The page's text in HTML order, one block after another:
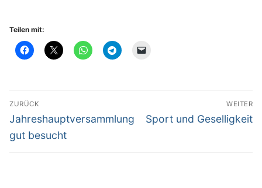
Teilen mit:
Beitragsnavigation
ZURÜCK
Vorheriger
Beitrag:
Jahreshauptversammlung
gut besucht
WEITER
Nächster
Sport und Geselligkeit